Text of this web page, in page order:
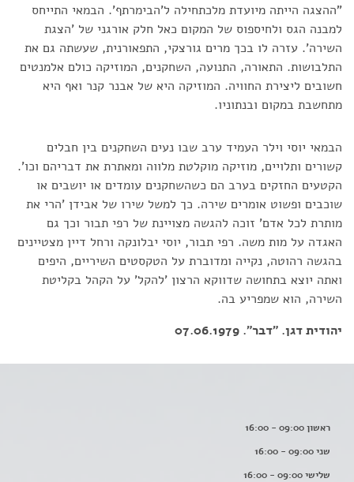
"ההצגה הייתה מיועדת מלכתחילה ל'הבימרתף'. הבמאי התייחס
למבנה הגס ולחיספוס של המקום כאל חלק אורגני של 'הצגת
השירה'. עזרה לו בכך מרים גורצקי, התפאורנית, שעשתה גם את
התלבושות. התאורה, התנועה, השחקנים, המוזיקה כולם אלמנטים
חשובים ליצירת החוויה. המוזיקה היא של אבנר קנר ואף היא
מתחשבת במקום ובנתוניו.
הבמאי יוסי וילר העמיד ערב שבו נעים השחקנים בין חבלים
קשורים ותלויים, מוזיקה מוקלטת מלווה ומאתרת את דבריהם וכו'.
הקטעים החזקים בערב הם כשהשחקנים עומדים או יושבים או
שוכבים ופשוט אומרים שירה. כך למשל שירו של אבידן 'הרי את
מותרת לכל אדם' זוכה להגשה מצויינת של רפי תבור וכך גם
האגדה על מות משה. רפי תבור, יוסי יבלונקה ורחל דיין מצטיינים
בהגשה רהוטה, נקייה ומדוברת על הטקסטים השיריים, היפים
ואתה יוצא בתחושה שדווקא הרצון 'להקל' על הקהל בקליטת
השירה, הוא שמפריע בה.
יהודית דגן. "דבר". 07.06.1979
ראשון 09:00 - 16:00
שני 09:00 - 16:00
שלישי 09:00 - 16:00